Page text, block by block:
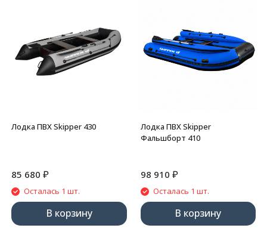
Лодка ПВХ Skipper 430
85 680 ₽
Осталась 1 шт.
В корзину
Лодка ПВХ Skipper
Фальшборт 410
98 910 ₽
Осталась 1 шт.
В корзину